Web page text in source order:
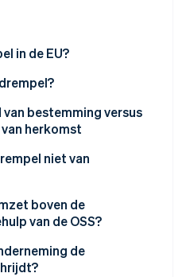
in de EU?
bestemming versus
herkomst
niet van
boven de
van de OSS?
de